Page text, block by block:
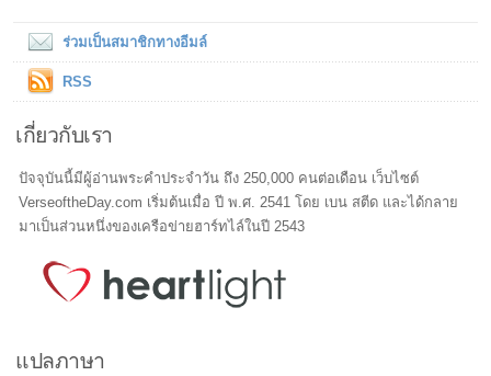
ร่วมเป็นสมาชิกทางอีมล์
RSS
เกี่ยวกับเรา
ปัจจุบันนี้มีผู้อ่านพระคำประจำวัน ถึง 250,000 คนต่อเดือน เว็บไซต์
VerseoftheDay.com เริ่มต้นเมื่อ ปี พ.ศ. 2541 โดย เบน สตีด และได้กลาย
มาเป็นส่วนหนึ่งของเครือข่ายฮาร์ทไล์ในปี 2543
แปลภาษา